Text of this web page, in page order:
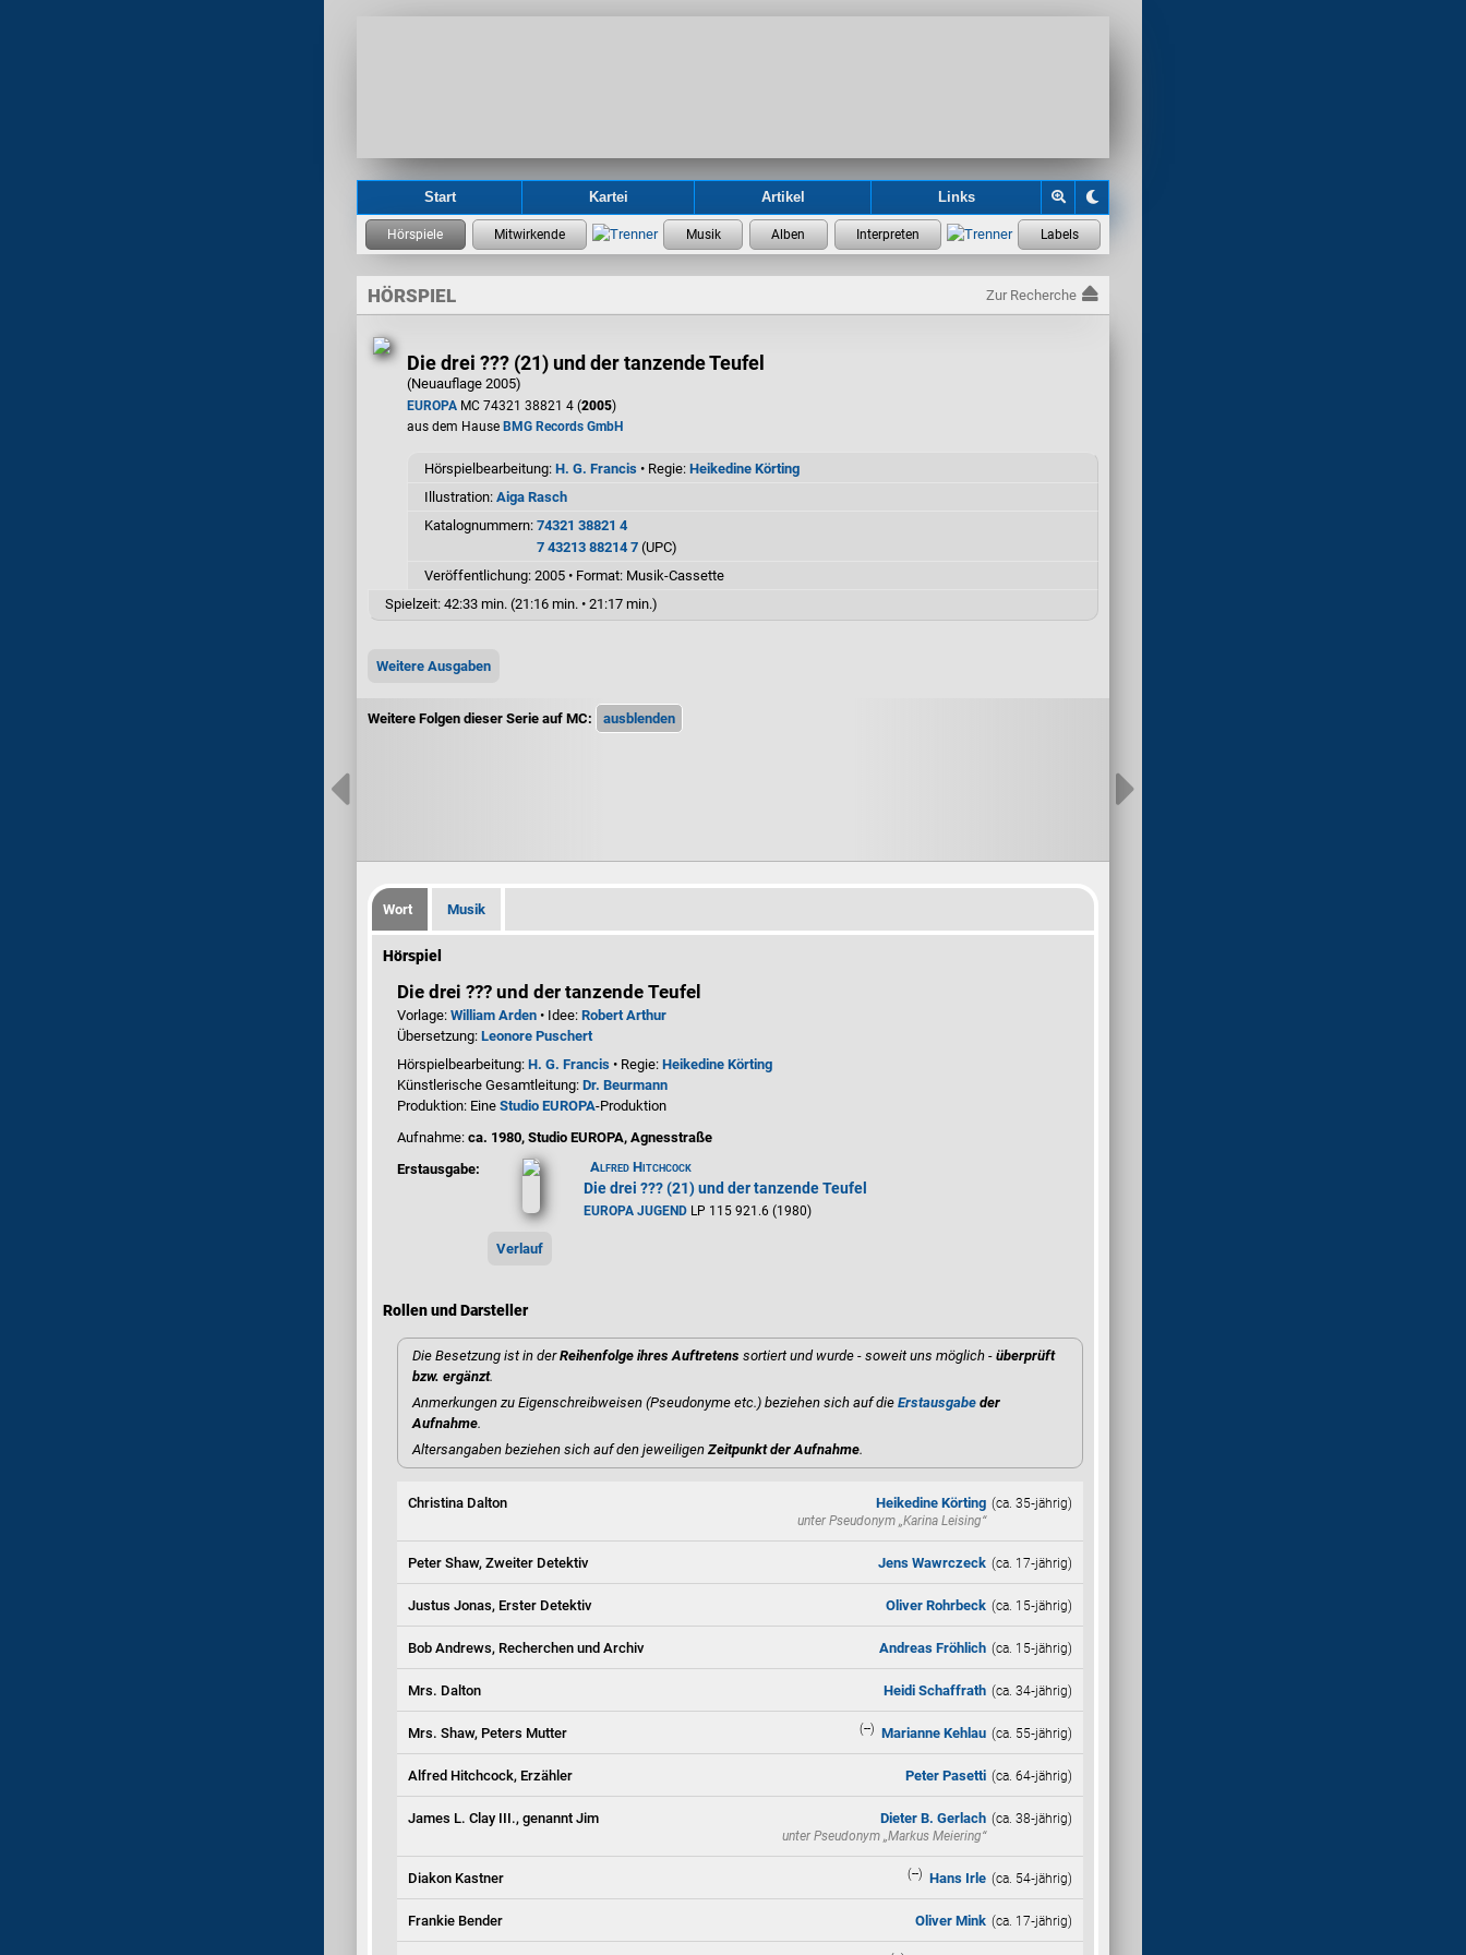
Start Kartei Artikel Links
HÖRSPIEL Zur Recherche
Die drei ??? (21) und der tanzende Teufel
(Neuauflage 2005)
EUROPA MC 74321 38821 4 (2005)
aus dem Hause BMG Records GmbH
Hörspielbearbeitung: H. G. Francis • Regie: Heikedine Körting
Illustration: Aiga Rasch
Katalognummern: 74321 38821 4
7 43213 88214 7 (UPC)
Veröffentlichung: 2005 • Format: Musik-Cassette
Spielzeit: 42:33 min. (21:16 min. • 21:17 min.)
Weitere Ausgaben
Weitere Folgen dieser Serie auf MC:
Wort Musik
Hörspiel
Die drei ??? und der tanzende Teufel
Vorlage: William Arden• Idee: Robert Arthur
Übersetzung: Leonore Puschert
Hörspielbearbeitung: H. G. Francis• Regie: Heikedine Körting
Künstlerische Gesamtleitung: Dr. Beurmann
Produktion: Eine Studio EUROPA-Produktion
Aufnahme: ca. 1980, Studio EUROPA, Agnesstraße
Erstausgabe:
Alfred Hitchcock
Die drei ??? (21) und der tanzende Teufel
EUROPA JUGENDLP 115 921.6 (1980)
Verlauf
Rollen und Darsteller
Die Besetzung ist in derReihenfolge ihres Auftretens sortiert und wurde - soweit uns möglich - überprüft
bzw. ergänzt.
Anmerkungen zu Eigenschreibweisen (Pseudonyme etc.) beziehen sich auf die Erstausgabeder
Aufnahme.
Altersangaben beziehen sich auf den jeweiligenZeitpunkt der Aufnahme.
Christina Dalton Heikedine Körting
unter Pseudonym „Karina Leising“
(ca. 35‑jährig)
Peter Shaw, Zweiter Detektiv Jens Wawrczeck (ca. 17‑jährig)
Justus Jonas, Erster Detektiv Oliver Rohrbeck (ca. 15‑jährig)
Bob Andrews, Recherchen und Archiv Andreas Fröhlich (ca. 15‑jährig)
Mrs. Dalton Heidi Schaffrath (ca. 34‑jährig)
Mrs. Shaw, Peters Mutter (--) Marianne Kehlau (ca. 55‑jährig)
Alfred Hitchcock, Erzähler Peter Pasetti (ca. 64‑jährig)
James L. Clay III., genannt Jim Dieter B. Gerlach
unter Pseudonym „Markus Meiering“
(ca. 38‑jährig)
Diakon Kastner (--) Hans Irle (ca. 54‑jährig)
Frankie Bender Oliver Mink (ca. 17‑jährig)